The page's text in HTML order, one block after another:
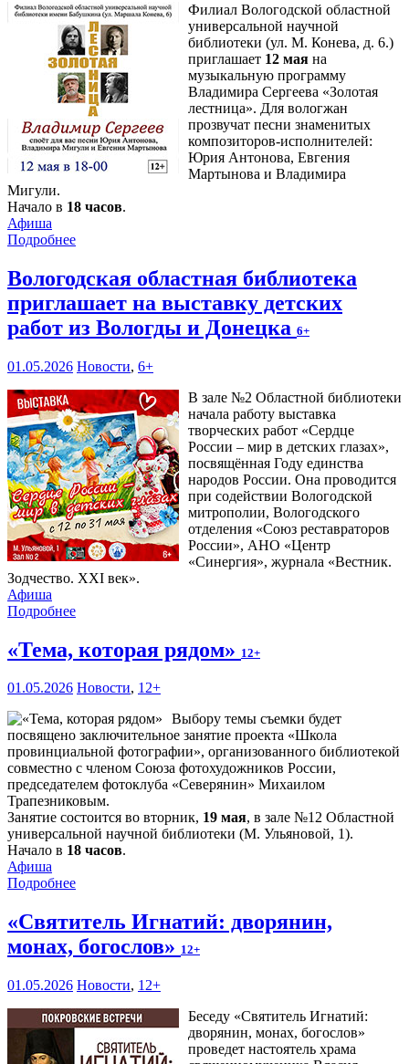
Филиал Вологодской областной
универсальной научной
библиотеки (ул. М. Конева, д. 6.)
приглашает 12 мая на
музыкальную программу
Владимира Сергеева «Золотая
лестница». Для вологжан
прозвучат песни знаменитых
композиторов-исполнителей:
Юрия Антонова, Евгения
Мартынова и Владимира
Мигули.
Начало в 18 часов.
Афиша
Подробнее
Вологодская областная библиотека
приглашает на выставку детских
работ из Вологды и Донецка 6+
01.05.2026 Новости, 6+
В зале №2 Областной библиотеки
начала работу выставка
творческих работ «Сердце
России – мир в детских глазах»,
посвящённая Году единства
народов России. Она проводится
при содействии Вологодской
митрополии, Вологодского
отделения «Союз реставраторов
России», АНО «Центр
«Синергия», журнала «Вестник.
Зодчество. XXI век».
Афиша
Подробнее
«Тема, которая рядом» 12+
01.05.2026 Новости, 12+
Выбору темы съемки будет
посвящено заключительное занятие проекта «Школа
провинциальной фотографии», организованного библиотекой
совместно с членом Союза фотохудожников России,
председателем фотоклуба «Северянин» Михаилом
Трапезниковым.
Занятие состоится во вторник, 19 мая, в зале №12 Областной
универсальной научной библиотеки (М. Ульяновой, 1).
Начало в 18 часов.
Афиша
Подробнее
«Святитель Игнатий: дворянин,
монах, богослов» 12+
01.05.2026 Новости, 12+
Беседу «Святитель Игнатий:
дворянин, монах, богослов»
проведет настоятель храма